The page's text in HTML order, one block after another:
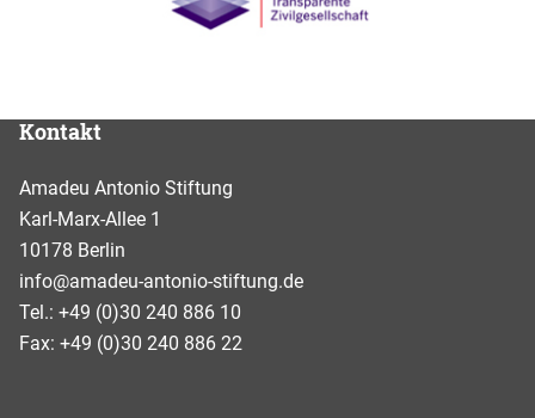
Kontakt
Amadeu Antonio Stiftung
Karl-Marx-Allee 1
10178 Berlin
info@amadeu-antonio-stiftung.de
Tel.: +49 (0)30 240 886 10
Fax: +49 (0)30 240 886 22